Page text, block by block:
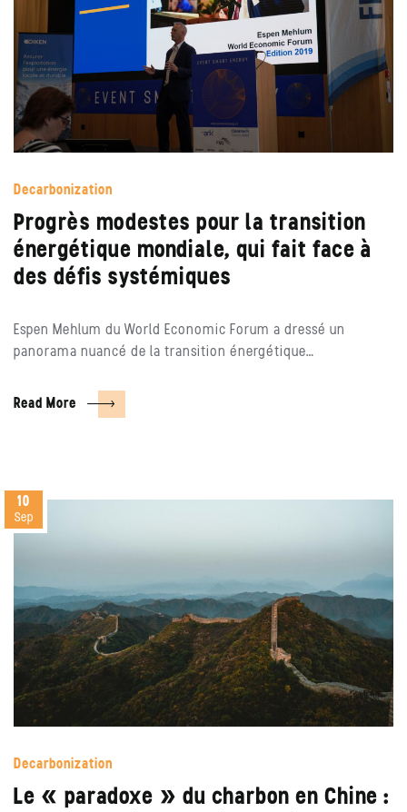
Decarbonization
Progrès modestes pour la transition
énergétique mondiale, qui fait face à
des défis systémiques
Espen Mehlum du World Economic Forum a dressé un
panorama nuancé de la transition énergétique…
Read More
10
Sep
Decarbonization
Le « paradoxe » du charbon en Chine :